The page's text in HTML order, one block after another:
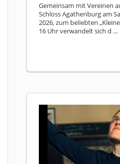
Gemeinsam mit Vereinen
Schloss Agathenburg am
2026, zum beliebten
16 Uhr verwandelt sich d ...